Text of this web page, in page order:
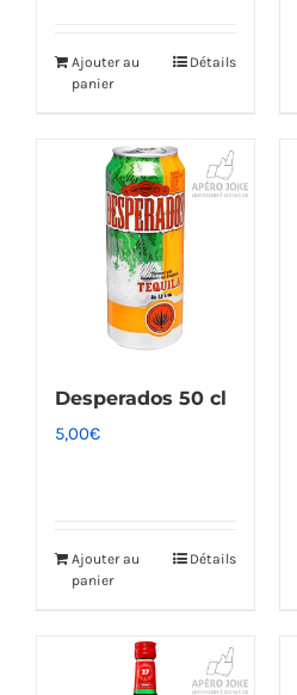
Ajouter au
panier
Détails
Desperados 50 cl
5,00€
Ajouter au
panier
Détails